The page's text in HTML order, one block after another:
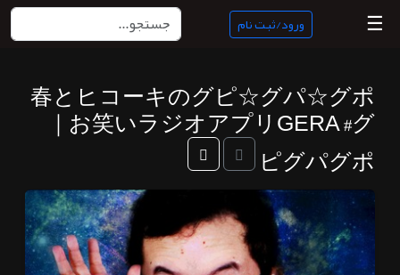
منبع
ناب
جستجو
☰ ورود/ثبت نام
春とヒコーキのグピ☆グパ☆グポ
｜お笑いラジオアプリGERA #グ
ピグパグポ